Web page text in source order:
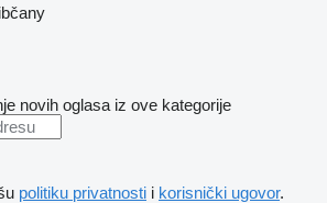
novih oglasa iz ove kategorije
politiku privatnosti i korisnički ugovor.